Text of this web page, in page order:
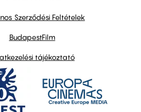
Szerződési Feltételek
BudapestFilm
tájékoztató